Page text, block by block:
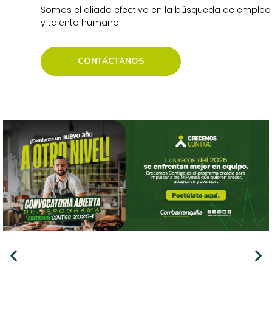
Somos el aliado efectivo en la búsqueda de empleo
y talento humano.
CONTÁCTANOS